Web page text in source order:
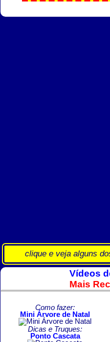
clique e veja alguns
Vídeos
Mais
Como fazer:
Mini Árvore de Natal
Dicas e Truques:
Ponto Cascata